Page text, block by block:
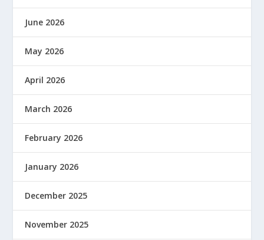
June 2026
May 2026
April 2026
March 2026
February 2026
January 2026
December 2025
November 2025